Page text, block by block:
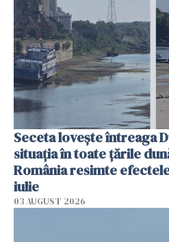
Seceta lovește întreaga
situația în toate țările
România resimte
iulie
03 AUGUST 2026